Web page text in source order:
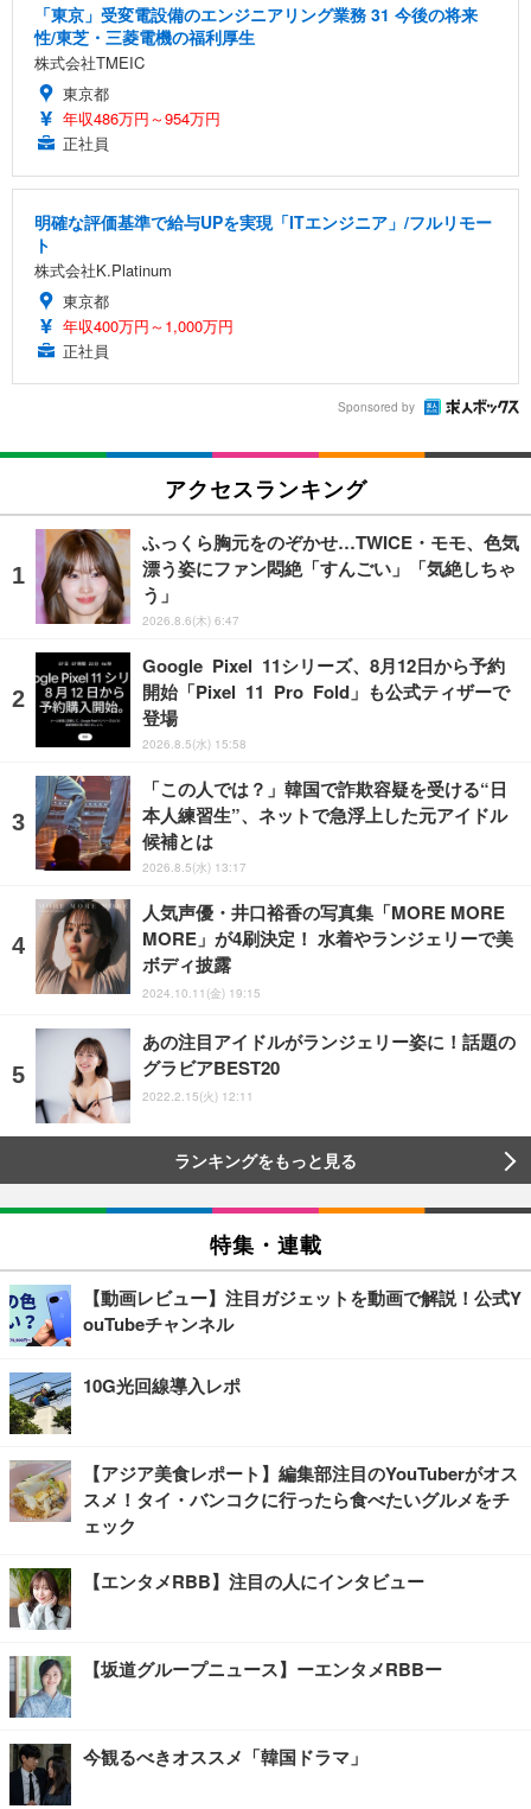
「東京」受変電設備のエンジニアリング業務 31 今後の将来
性/東芝・三菱電機の福利厚生
株式会社TMEIC
東京都
年収486万円～954万円
正社員
明確な評価基準で給与UPを実現「ITエンジニア」/フルリモー
ト
株式会社K.Platinum
東京都
年収400万円～1,000万円
正社員
Sponsored by
アクセスランキング
ふっくら胸元をのぞかせ…TWICE・モモ、色気
漂う姿にファン悶絶「すんごい」「気絶しちゃ
う」
2026.8.6(木) 6:47
Google Pixel 11シリーズ、8月12日から予約
開始「Pixel 11 Pro Fold」も公式ティザーで
登場
2026.8.5(水) 15:58
「この人では？」韓国で詐欺容疑を受ける“日
本人練習生”、ネットで急浮上した元アイドル
候補とは
2026.8.5(水) 13:17
人気声優・井口裕香の写真集「MORE MORE
MORE」が4刷決定！ 水着やランジェリーで美
ボディ披露
2024.10.11(金) 19:15
あの注目アイドルがランジェリー姿に！話題の
グラビアBEST20
2022.2.15(火) 12:11
ランキングをもっと見る
特集・連載
【動画レビュー】注目ガジェットを動画で解説！公式Y
ouTubeチャンネル
10G光回線導入レポ
【アジア美食レポート】編集部注目のYouTuberがオス
スメ！タイ・バンコクに行ったら食べたいグルメをチ
ェック
【エンタメRBB】注目の人にインタビュー
【坂道グループニュース】ーエンタメRBBー
今観るべきオススメ「韓国ドラマ」